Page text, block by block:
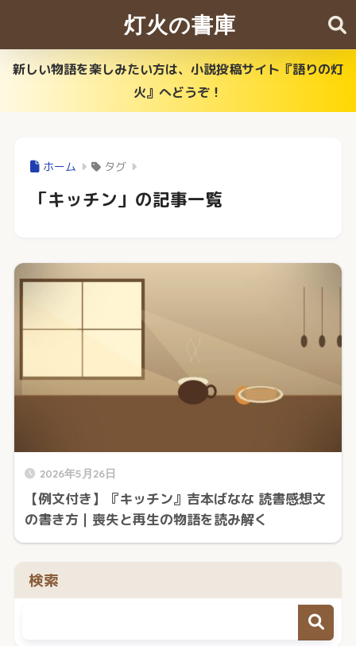
灯火の書庫
新しい物語を楽しみたい方は、小説投稿サイト『語りの灯
火』へどうぞ！
ホーム タグ
「キッチン」の記事一覧
2026年5月26日
【例文付き】『キッチン』吉本ばなな 読書感想文
の書き方｜喪失と再生の物語を読み解く
検索